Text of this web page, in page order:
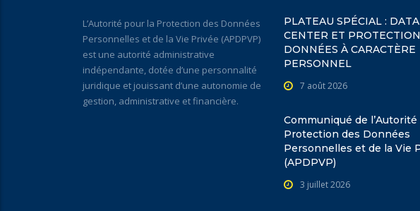
L’Autorité pour la Protection des Données
Personnelles et de la Vie Privée (APDPVP)
est une autorité administrative
indépendante, dotée d’une personnalité
juridique et jouissant d’une autonomie de
gestion, administrative et financière.
PLATEAU SPÉCIAL : DATA
CENTER ET
DONNÉES À CARACTÈRE
PERSONNEL
7 août 2026
Communiqué de l’Autorité
Protection des Données
Personnelles et de la Vie
(APDPVP)
3 juillet 2026